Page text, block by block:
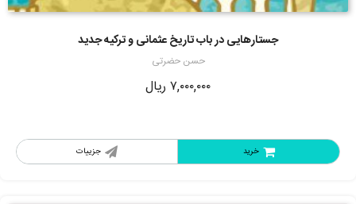
جستارهایی در باب تاریخ عثمانی و ترکیه جدید
حسن حضرتی
۷,۰۰۰,۰۰۰ ریال
جزییات خرید